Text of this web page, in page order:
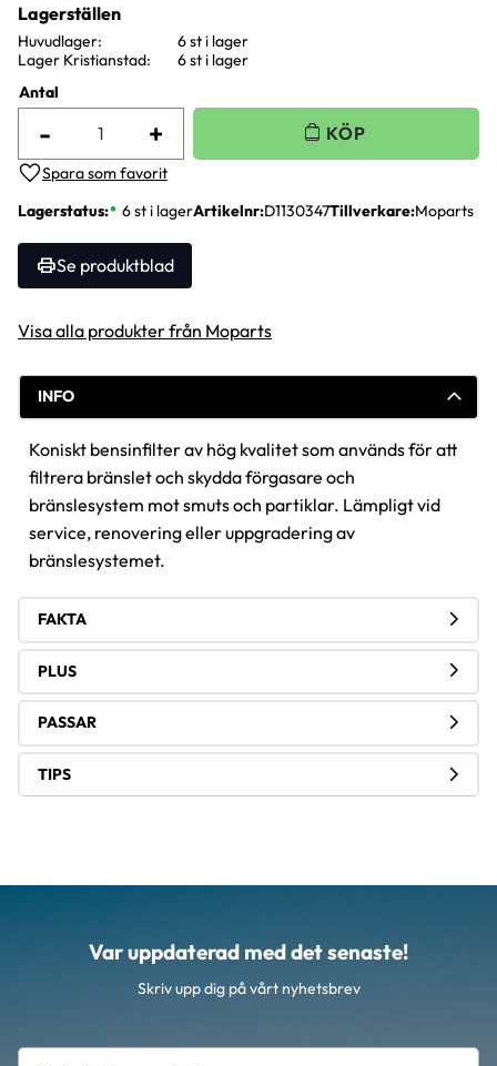
Antal
+
-
Lägg till i favoriter
Lagerstatus 6 st i lagerArtikelnr D1130347Tillverkare Moparts
Se produktblad
Lagerställen
Huvudlager
6 st i lager
Lager Kristianstad
6 st i lager
Visa alla produkter från Moparts
INFO
Koniskt bensinfilter av hög kvalitet som används för att
filtrera bränslet och skydda förgasare och
bränslesystem mot smuts och partiklar. Lämpligt vid
service, renovering eller uppgradering av
bränslesystemet.
FAKTA
PLUS
PASSAR
TIPS
Var uppdaterad med det senaste!
Skriv upp dig på vårt nyhetsbrev